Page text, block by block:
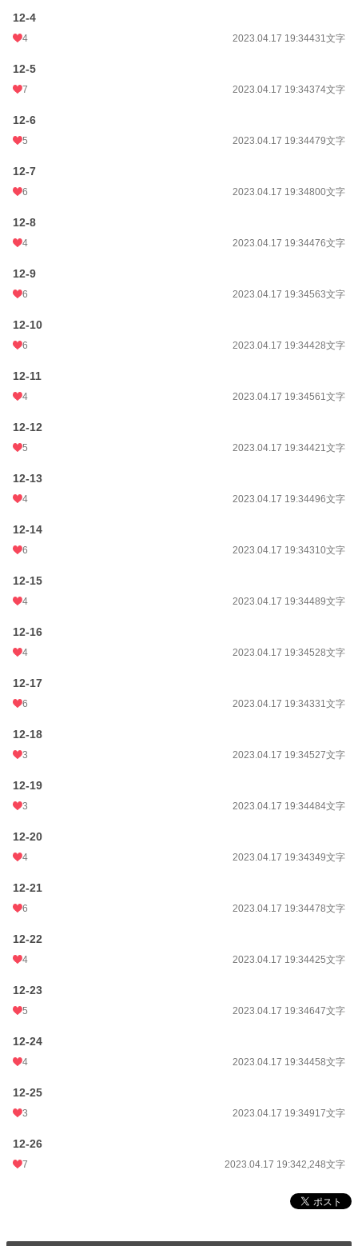
12-4
4 2023.04.17 19:34431文字
12-5
7 2023.04.17 19:34374文字
12-6
5 2023.04.17 19:34479文字
12-7
6 2023.04.17 19:34800文字
12-8
4 2023.04.17 19:34476文字
12-9
6 2023.04.17 19:34563文字
12-10
6 2023.04.17 19:34428文字
12-11
4 2023.04.17 19:34561文字
12-12
5 2023.04.17 19:34421文字
12-13
4 2023.04.17 19:34496文字
12-14
6 2023.04.17 19:34310文字
12-15
4 2023.04.17 19:34489文字
12-16
4 2023.04.17 19:34528文字
12-17
6 2023.04.17 19:34331文字
12-18
3 2023.04.17 19:34527文字
12-19
3 2023.04.17 19:34484文字
12-20
4 2023.04.17 19:34349文字
12-21
6 2023.04.17 19:34478文字
12-22
4 2023.04.17 19:34425文字
12-23
5 2023.04.17 19:34647文字
12-24
4 2023.04.17 19:34458文字
12-25
3 2023.04.17 19:34917文字
12-26
7 2023.04.17 19:342,248文字